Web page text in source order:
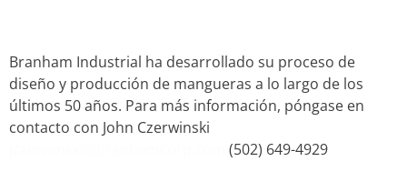
Branham Industrial ha desarrollado su proceso de
diseño y producción de mangueras a lo largo de los
últimos 50 años. Para más información, póngase en
contacto con John Czerwinski
(502) 649-4929